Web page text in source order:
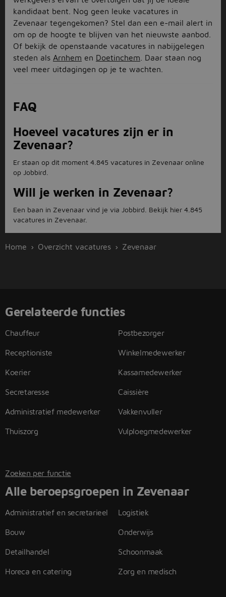
kandidaat bent. Nog geen leuke vacatures in
Zevenaar tegengekomen? Stel dan een e-mail alert in
om op de hoogte te blijven van het nieuwste aanbod.
Of bekijk de openstaande vacatures in nabijgelegen
steden als Arnhem en Doetinchem . Daar staan nog
veel meer uitdagingen op je te wachten.
FAQ
Hoeveel vacatures zijn er in
Zevenaar?
Er staan op dit moment 4.845 vacatures in Zevenaar online
op Jobbird.
Will je werken in Zevenaar?
Een baan in Zevenaar vind je via Jobbird. Bekijk hier 4.845
vacatures in Zevenaar.
Home Overzicht vacatures Zevenaar
Gerelateerde functies
Chauffeur
Receptioniste
Koerier
Secretaresse
Administratief medewerker
Thuiszorg
Postbezorger
Winkelmedewerker
Kassamedewerker
Caissière
Vakkenvuller
Vulploegmedewerker
Zoeken per functie
Alle beroepsgroepen in Zevenaar
Administratief en secretarieel
Bouw
Detailhandel
Horeca en catering
Logistiek
Onderwijs
Schoonmaak
Zorg en medisch